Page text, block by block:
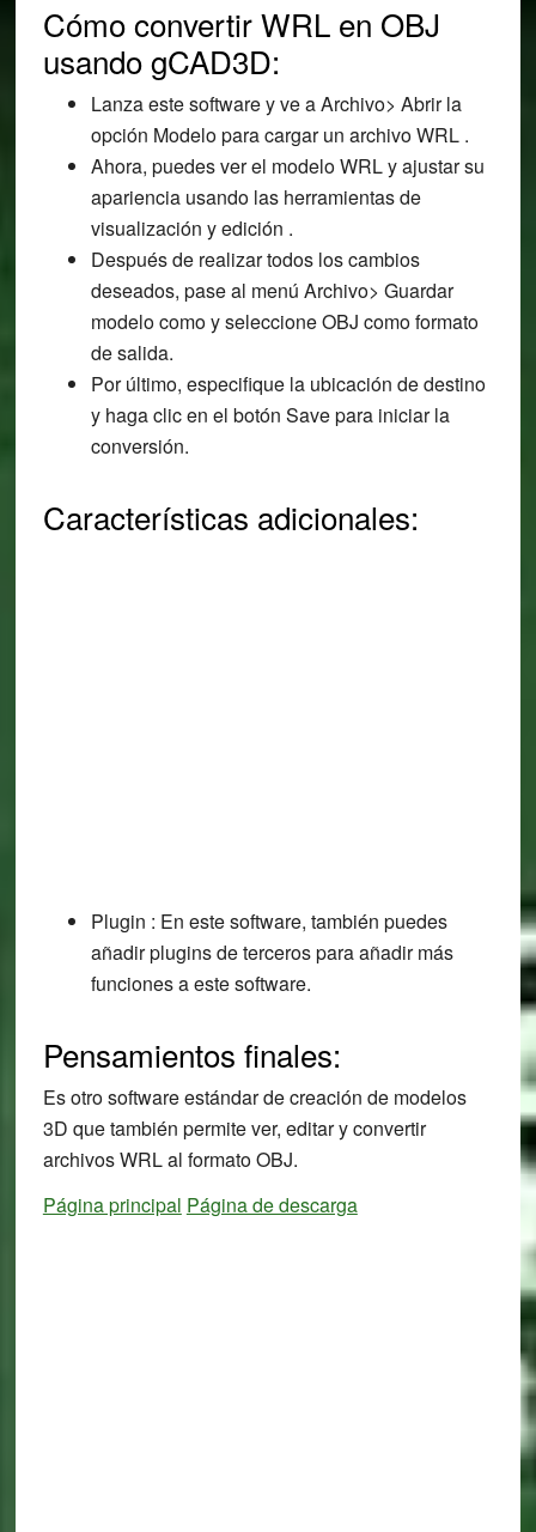
Cómo convertir WRL en OBJ
usando gCAD3D:
Lanza este software y ve a Archivo> Abrir la
opción Modelo para cargar un archivo WRL .
Ahora, puedes ver el modelo WRL y ajustar su
apariencia usando las herramientas de
visualización y edición .
Después de realizar todos los cambios
deseados, pase al menú Archivo> Guardar
modelo como y seleccione OBJ como formato
de salida.
Por último, especifique la ubicación de destino
y haga clic en el botón Save para iniciar la
conversión.
Características adicionales:
Plugin : En este software, también puedes
añadir plugins de terceros para añadir más
funciones a este software.
Pensamientos finales:
Es otro software estándar de creación de modelos
3D que también permite ver, editar y convertir
archivos WRL al formato OBJ.
Página principal Página de descarga